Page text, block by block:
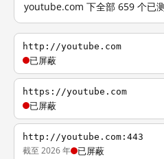
youtube.com 下全部 659 个已
http://youtube.com
已屏蔽
https://youtube.com
已屏蔽
http://youtube.com:443
截至 2026 年 已屏蔽